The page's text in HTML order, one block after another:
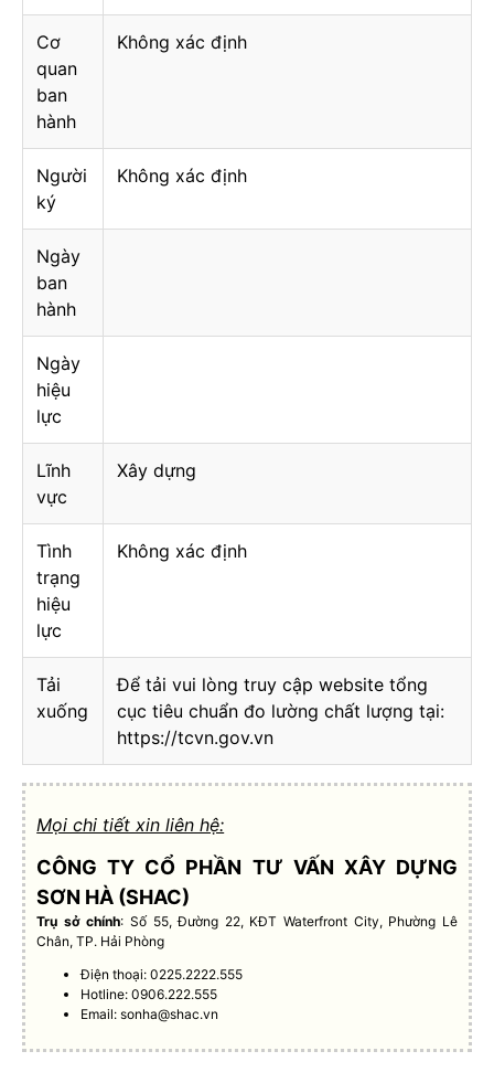
Cơ
quan
ban
hành
Không xác định
Người
ký
Không xác định
Ngày
ban
hành
Ngày
hiệu
lực
Lĩnh
vực
Xây dựng
Tình
trạng
hiệu
lực
Không xác định
Tải
xuống
Để tải vui lòng truy cập website tổng
cục tiêu chuẩn đo lường chất lượng tại:
https://tcvn.gov.vn
Mọi chi tiết xin liên hệ:
CÔNG TY CỔ PHẦN TƯ VẤN XÂY DỰNG
SƠN HÀ (SHAC)
Trụ sở chính: Số 55, Đường 22, KĐT Waterfront City, Phường Lê
Chân, TP. Hải Phòng
Điện thoại: 0225.2222.555
Hotline: 0906.222.555
Email:sonha@shac.vn